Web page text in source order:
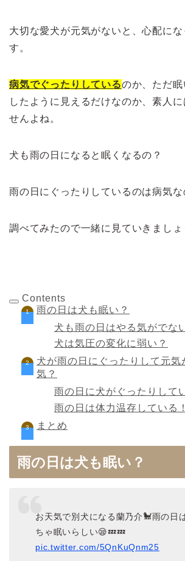
大切な愛犬が元気がないと、心配にな
す。
病気でぐったりしているのか、ただ眠
したように見えるだけなのか、素人に
せんよね。
犬も雨の日になると眠くなるの？
雨の日にぐったりしているのは病気な
調べてみたので一緒に見ていきましょ
Contents
雨の日は犬も眠い？
犬も雨の日はやる気がでな
犬は気圧の変化に弱い？
犬が雨の日にぐったりして元気
気？
雨の日に犬がぐったりして
雨の日は体力温存している！
まとめ
雨の日は犬も眠い？
お天気で別犬になる蘭乃介🐩雨の日
ちゃ眠いらしい😪💤💤
pic.twitter.com/5QnKuQnm25